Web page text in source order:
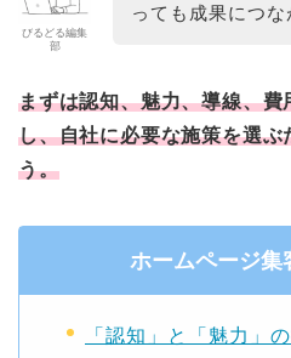
びるどる編集
部
っても成果につな
まずは認知、魅力、導線、費
し、自社に必要な施策を選
う。
ホームページ集
「認知」と「魅力」